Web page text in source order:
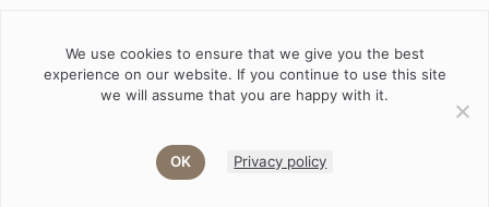
Job offers Current volunteer PHD
Designed and developed by
We use cookies to ensure that we give you the best
experience on our website. If you continue to use this site
we will assume that you are happy with it.
OK Privacy policy